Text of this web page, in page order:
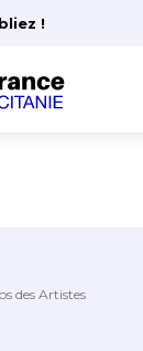
!
des Artistes